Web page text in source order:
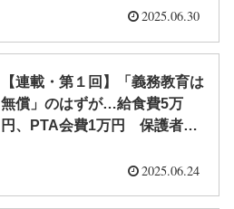
教育は無償」へのギモン （全
室
2025.06.30
【連載・第１回】「義務教育は
無償」のはずが…給食費5万
円、PTA会費1万円 保護者に
（全５回） ｜「隠れ教育費」
2025.06.24